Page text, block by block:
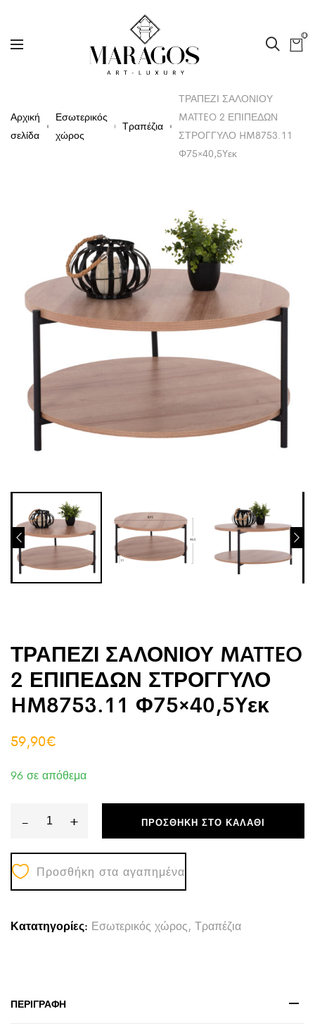
0
Αρχική
σελίδα
Εσωτερικός
χώρος
Τραπέζια
ΤΡΑΠΕΖΙ ΣΑΛΟΝΙΟΥ
MATTEO 2 ΕΠΙΠΕΔΩΝ
ΣΤΡΟΓΓΥΛΟ HM8753.11
Φ75×40,5Yεκ
ΤΡΑΠΕΖΙ ΣΑΛΟΝΙΟΥ MATTEO
2 ΕΠΙΠΕΔΩΝ ΣΤΡΟΓΓΥΛΟ
HM8753.11 Φ75×40,5Yεκ
59,90€
96 σε απόθεμα
-
ΤΡΑΠΕΖΙ
ΣΑΛΟΝΙΟΥ
MATTEO
2
ΣΤΡΟΓΓΥΛΟ
quantity
+ ΠΡΟΣΘΉΚΗ ΣΤΟ ΚΑΛΆΘΙ
Προσθήκη στα αγαπημένα
Κατατηγορίες: Εσωτερικός χώρος, Τραπέζια
ΠΕΡΙΓΡΑΦΉ